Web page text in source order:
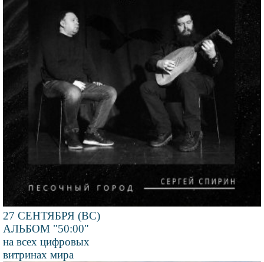
27 СЕНТЯБРЯ (ВС)
АЛЬБОМ "50:00"
на всех цифровых
витринах мира